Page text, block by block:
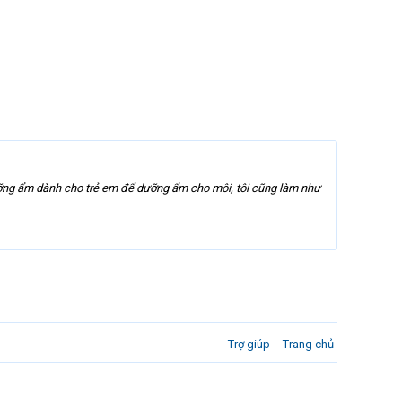
ẩm dành cho trẻ em để dưỡng ẩm cho môi, tôi cũng làm như
Trợ giúp Trang chủ